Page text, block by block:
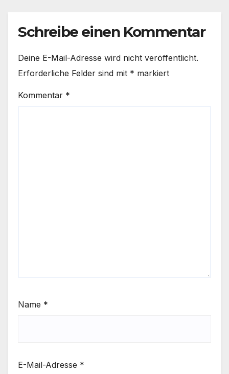
Schreibe einen Kommentar
Deine E-Mail-Adresse wird nicht veröffentlicht.
Erforderliche Felder sind mit * markiert
Kommentar *
Name *
E-Mail-Adresse *